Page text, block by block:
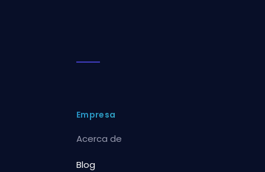
Empresa
Acerca de
Blog